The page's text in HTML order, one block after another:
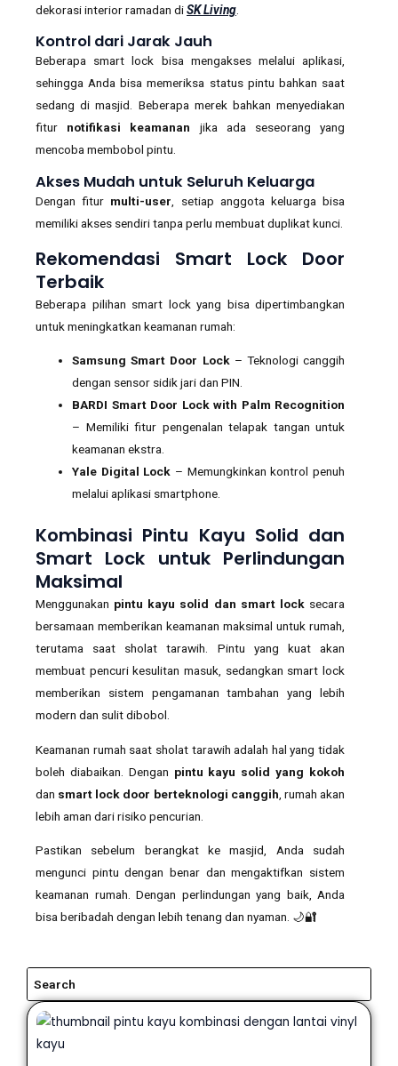
dekorasi interior ramadan diSK Living
Kontrol dari Jarak Jauh
Beberapa smart lock bisa mengakses melalui aplikasi,
sehingga Anda bisa memeriksa status pintu bahkan saat
sedang di masjid. Beberapa merek bahkan menyediakan
fitur notifikasi keamanan jika ada seseorang yang
mencoba membobol pintu.
Akses Mudah untuk Seluruh Keluarga
Dengan fitur multi-user , setiap anggota keluarga bisa
memiliki akses sendiri tanpa perlu membuat duplikat kunci.
Rekomendasi Smart Lock Door
Terbaik
Beberapa pilihan smart lock yang bisa dipertimbangkan
untuk meningkatkan keamanan rumah:
Samsung Smart Door Lock– Teknologi canggih
dengan sensor sidik jari dan PIN.
BARDI Smart Door Lock with Palm Recognition
– Memiliki fitur pengenalan telapak tangan untuk
keamanan ekstra.
Yale Digital Lock – Memungkinkan kontrol penuh
melalui aplikasi smartphone.
Kombinasi Pintu Kayu Solid dan
Smart Lock untuk Perlindungan
Maksimal
Menggunakan pintu kayu solid dan smart locksecara
bersamaan memberikan keamanan maksimal untuk rumah,
terutama saat sholat tarawih. Pintu yang kuat akan
membuat pencuri kesulitan masuk, sedangkan smart lock
memberikan sistem pengamanan tambahan yang lebih
modern dan sulit dibobol.
Keamanan rumah saat sholat tarawih adalah hal yang tidak
boleh diabaikan. Dengan pintu kayu solid yang kokoh
dan smart lock door berteknologi canggih , rumah akan
lebih aman dari risiko pencurian.
Pastikan sebelum berangkat ke masjid, Anda sudah
mengunci pintu dengan benar dan mengaktifkan sistem
keamanan rumah. Dengan perlindungan yang baik, Anda
bisa beribadah dengan lebih tenang dan nyaman. 🌙🔐